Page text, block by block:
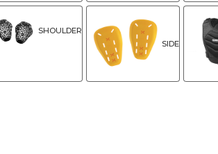
SHOULDER
SIDE